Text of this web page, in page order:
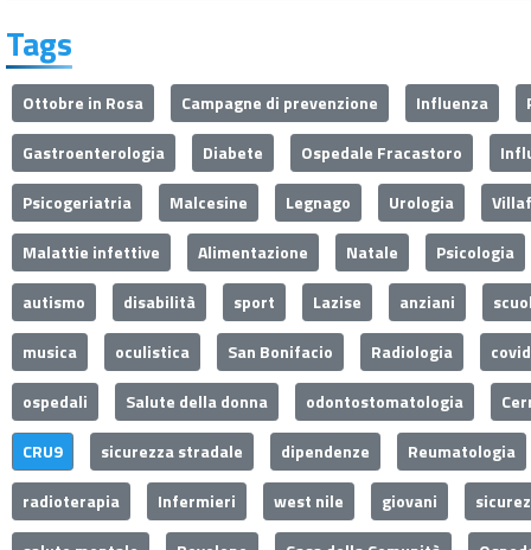
Tags
Ottobre in Rosa Campagne di prevenzione Influenza
Gastroenterologia
Diabete Ospedale Fracastoro
Psicogeriatria
Malcesine Legnago Urologia
Malattie infettive
Alimentazione Natale
Psicologia
autismo
disabilità sport Lazise anziani
musica
oculistica San Bonifacio Radiologia
ospedali
Salute della donna odontostomatologia
CRU9
sicurezza stradale dipendenze
Reumatologia
radioterapia
Infermieri west nile giovani